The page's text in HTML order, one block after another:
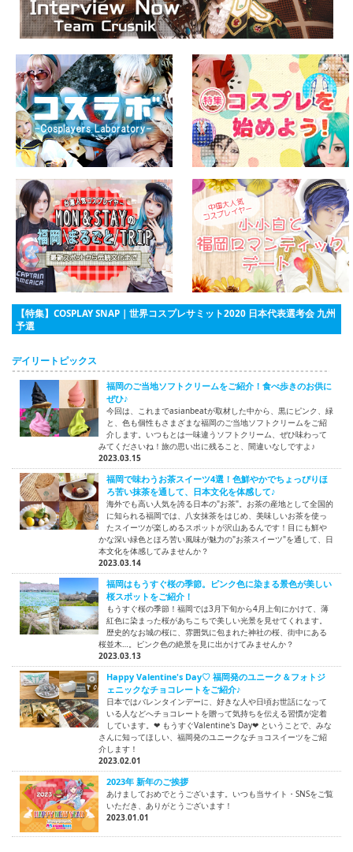
【特集】COSPLAY SNAP｜世界コスプレサミット2020 日本代表選考会 九州
予選
デイリートピックス
福岡のご当地ソフトクリームをご紹介！食べ歩きのお供に
ぜひ♪
今回は、これまでasianbeatが取材した中から、黒にピンク、緑
と、色も個性もさまざまな福岡のご当地ソフトクリームをご紹
介します。いつもとは一味違うソフトクリーム、ぜひ味わって
みてくださいね！旅の思い出に残ること、間違いなしですよ♪
2023.03.15
福岡で味わうお茶スイーツ4選！色鮮やかでちょっぴりほ
ろ苦い抹茶を通して、日本文化を体感して♪
海外でも高い人気を誇る日本の"お茶"。お茶の産地として全国的
に知られる福岡では、八女抹茶をはじめ、美味しいお茶を使っ
たスイーツが楽しめるスポットが沢山あるんです！目にも鮮や
かな深い緑色とほろ苦い風味が魅力の"お茶スイーツ"を通して、日
本文化を体感してみませんか？
2023.03.14
福岡はもうすぐ桜の季節。ピンク色に染まる景色が美しい
桜スポットをご紹介！
もうすぐ桜の季節！福岡では3月下旬から4月上旬にかけて、薄
紅色に染まった桜があちこちで美しい光景を見せてくれます。
歴史的なお城の桜に、雰囲気に包まれた神社の桜、街中にある
桜並木…。ピンク色の絶景を見に出かけてみませんか？
2023.03.13
Happy Valentine's Day♡ 福岡発のユニーク＆フォトジ
ェニックなチョコレートをご紹介♪
日本ではバレンタインデーに、好きな人や日頃お世話になって
いる人などへチョコレートを贈って気持ちを伝える習慣が定着
しています。❤ もうすぐValentine's Day❤ ということで、みな
さんに知ってほしい、福岡発のユニークなチョコスイーツをご紹
介します！
2023.02.01
2023年 新年のご挨拶
あけましておめでとうございます。いつも当サイト・SNSをご覧
いただき、ありがとうございます！
2023.01.01